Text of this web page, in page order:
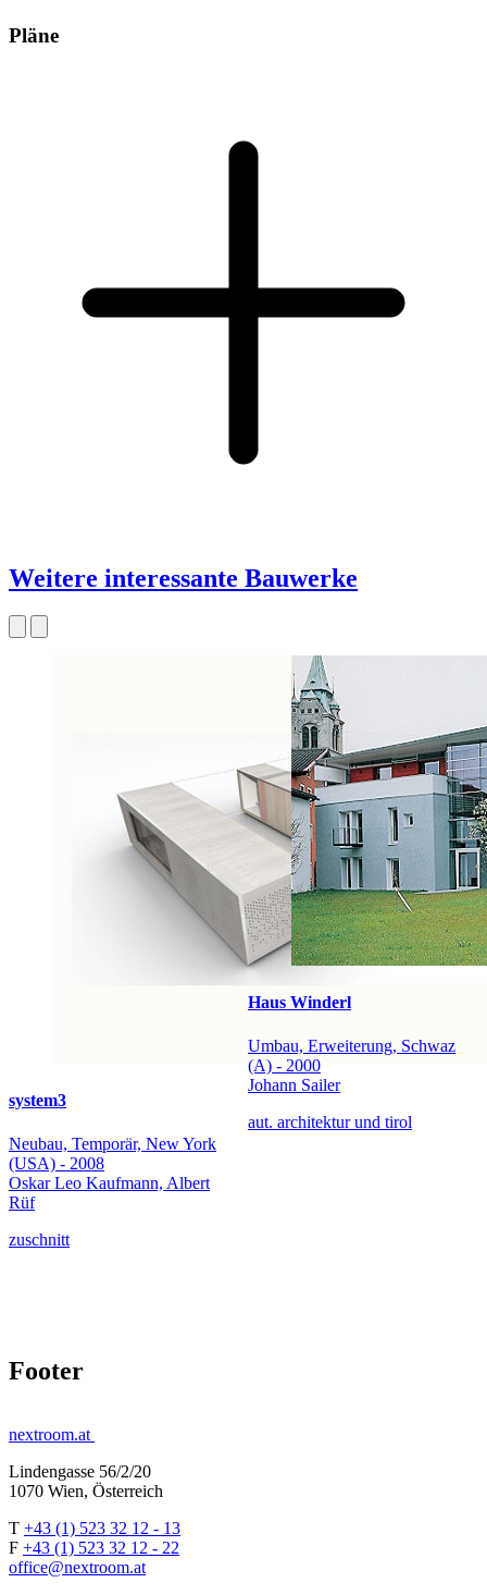
Pläne
Weitere interessante Bauwerke
system3
Neubau, Temporär, New York
(USA) - 2008
Oskar Leo Kaufmann, Albert
Rüf
zuschnitt
Haus Winderl
Umbau, Erweiterung, Schwaz
(A) - 2000
Johann Sailer
aut. architektur und tirol
Footer
nextroom.at
Lindengasse 56/2/20
1070 Wien, Österreich
T +43 (1) 523 32 12 - 13
F +43 (1) 523 32 12 - 22
office@nextroom.at